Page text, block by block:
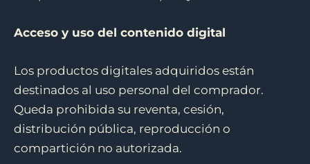
Acceso y uso del contenido digital
Los productos digitales adquiridos están
destinados al uso personal del comprador.
Queda prohibida su reventa, cesión,
distribución pública, reproducción o
compartición no autorizada.